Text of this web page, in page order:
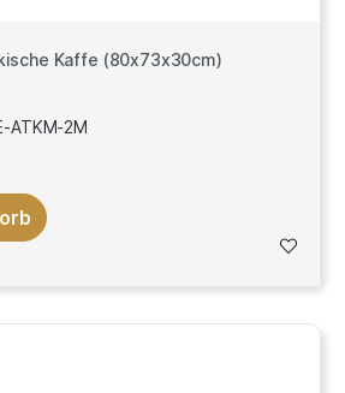
Kaffe (80x73x30cm)
ATKM-2M